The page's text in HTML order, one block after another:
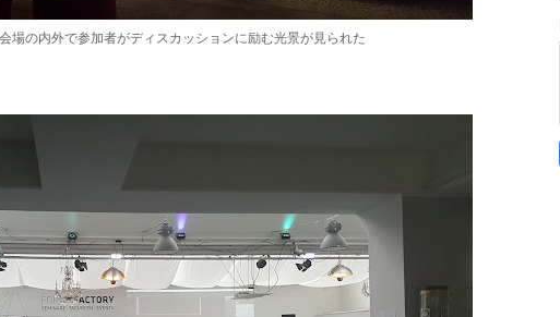
場の内外で参加者がディスカッションに励む光景が見られた